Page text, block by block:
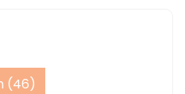
(46)